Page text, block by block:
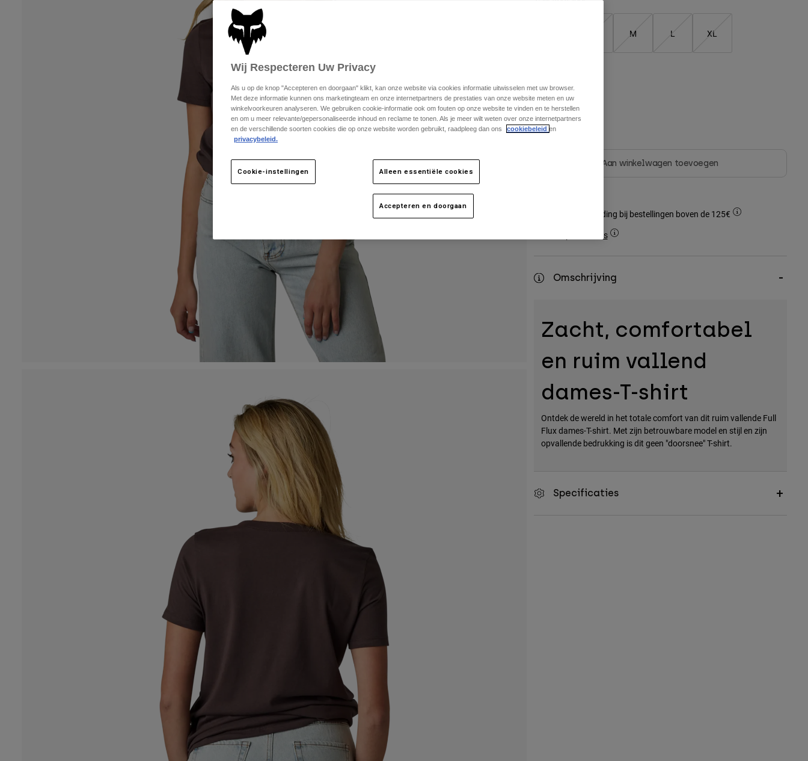
M L XL
Aan winkelwagen toevoegen
Gratis verzending bij bestellingen boven de 125€
Simple Returns
Omschrijving
Zacht, comfortabel
en ruim vallend
dames-T-shirt
Ontdek de wereld in het totale comfort van dit ruim vallende Full
Flux dames-T-shirt. Met zijn betrouwbare model en stijl en zijn
opvallende bedrukking is dit geen "doorsnee" T-shirt.
Specificaties
Wij Respecteren Uw Privacy
Als u op de knop "Accepteren en doorgaan" klikt, kan onze website via cookies informatie uitwisselen met uw browser.
Met deze informatie kunnen ons marketingteam en onze internetpartners de prestaties van onze website meten en uw
winkelvoorkeuren analyseren. We gebruiken cookie-informatie ook om fouten op onze website te vinden en te herstellen
en om u meer relevante/gepersonaliseerde inhoud en reclame te tonen. Als je meer wilt weten over onze internetpartners
en de verschillende soorten cookies die op onze website worden gebruikt, raadpleeg dan ons
cookiebeleid en
privacybeleid.
Cookie-instellingen Alleen essentiële cookies
Accepteren en doorgaan